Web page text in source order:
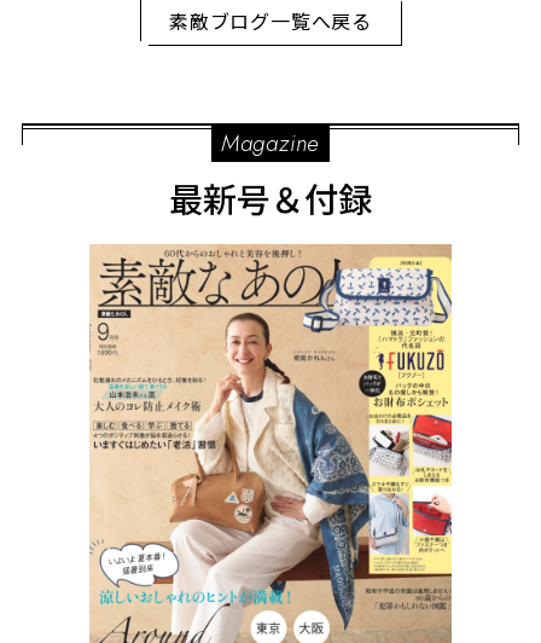
素敵ブログ一覧へ戻る
Magazine
最新号＆付録